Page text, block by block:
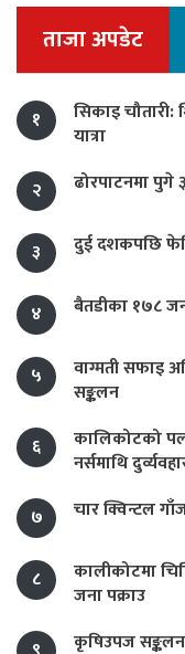
ताजा अपडेट
१
सिकाइ
यात्रा
२
ढोरपाटनमा
३ दुई दशकपछि
४ बैतडीका १७८
५
वाग्मती सफाइ
सङ्कलन
६
कालिकोटको
नर्समाथि
७
चार क्विन्टल
८
कालीकोटमा
जना पक्राउ
कृषिउपज सङ्कलन